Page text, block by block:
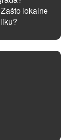
lokalne